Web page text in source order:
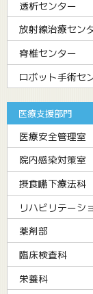
透析センター
放射線治療セン
脊椎センター
ロボット手術セ
医療支援部門
医療安全管理室
院内感染対策室
摂食嚥下療法科
リハビリテーシ
薬剤部
臨床検査科
栄養科